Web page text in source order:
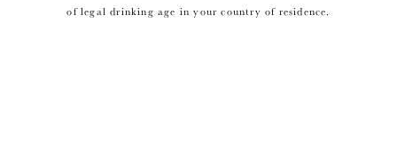
of legal drinking age in your country of residence.